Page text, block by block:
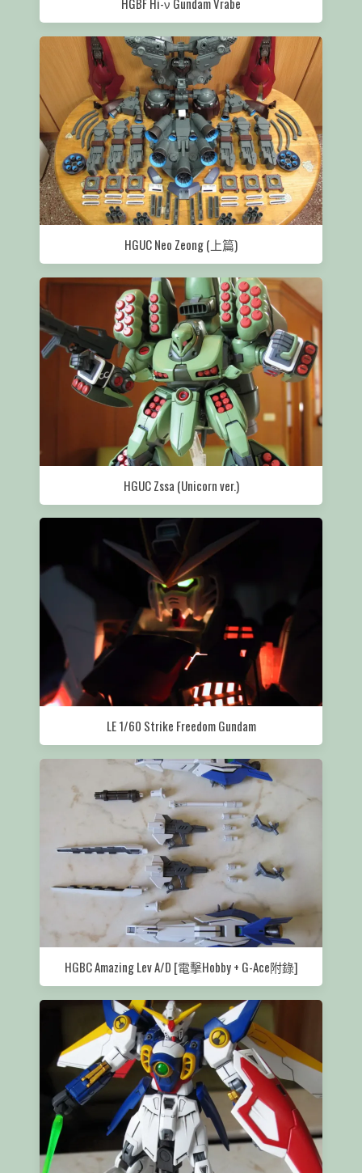
HGUC Neo Zeong (上篇)
HGUC Zssa (Unicorn ver.)
LE 1/60 Strike Freedom Gundam
HGBC Amazing Lev A/D [電擊Hobby + G-Ace附錄]